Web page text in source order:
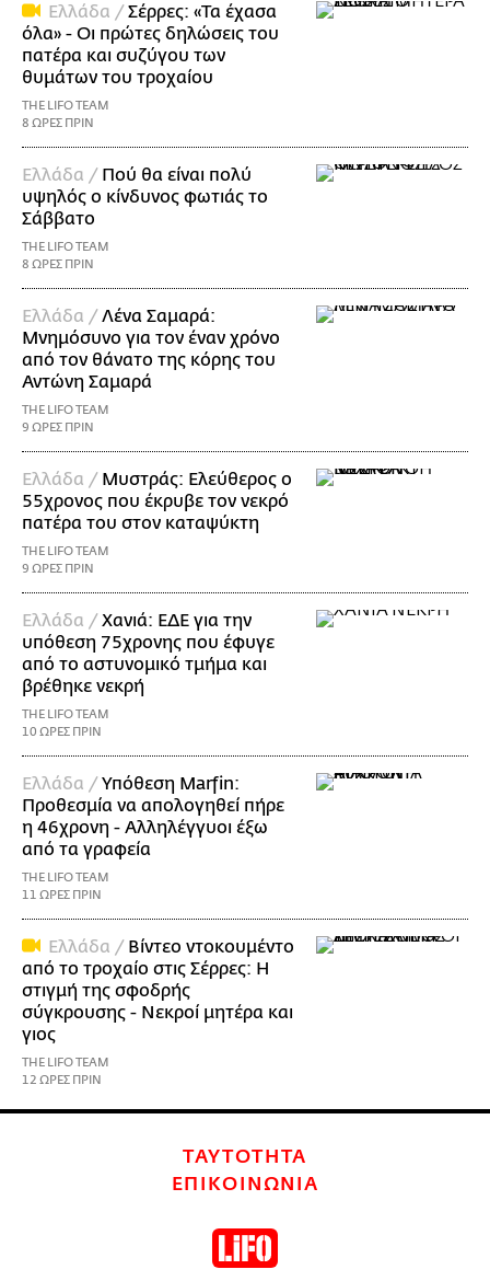
Ελλάδα /Σέρρες: «Τα έχασα
όλα» - Οι πρώτες δηλώσεις του
πατέρα και συζύγου των
θυμάτων του τροχαίου
THE LIFO TEAM
8 ΩΡΕΣ ΠΡΙΝ
Ελλάδα / Πού θα είναι πολύ
υψηλός ο κίνδυνος φωτιάς το
Σάββατο
THE LIFO TEAM
8 ΩΡΕΣ ΠΡΙΝ
Ελλάδα /Λένα Σαμαρά:
Μνημόσυνο για τον έναν χρόνο
από τον θάνατο της κόρης του
Αντώνη Σαμαρά
THE LIFO TEAM
9 ΩΡΕΣ ΠΡΙΝ
Ελλάδα / Μυστράς: Ελεύθερος ο
55χρονος που έκρυβε τον νεκρό
πατέρα του στον καταψύκτη
THE LIFO TEAM
9 ΩΡΕΣ ΠΡΙΝ
Ελλάδα /Χανιά: ΕΔΕ για την
υπόθεση 75χρονης που έφυγε
από το αστυνομικό τμήμα και
βρέθηκε νεκρή
THE LIFO TEAM
10 ΩΡΕΣ ΠΡΙΝ
Ελλάδα /Υπόθεση Marfin:
Προθεσμία να απολογηθεί πήρε
η 46χρονη - Αλληλέγγυοι έξω
από τα γραφεία
THE LIFO TEAM
11 ΩΡΕΣ ΠΡΙΝ
Ελλάδα / Βίντεο ντοκουμέντο
από το τροχαίο στις Σέρρες: Η
στιγμή της σφοδρής
σύγκρουσης - Νεκροί μητέρα και
γιος
THE LIFO TEAM
12 ΩΡΕΣ ΠΡΙΝ
ΤΑΥΤΟΤΗΤΑ
ΕΠΙΚΟΙΝΩΝΙΑ